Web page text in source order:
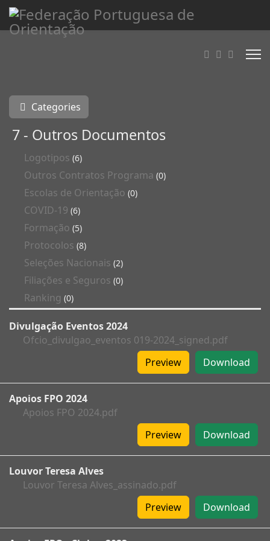
Categories
7 - Outros Documentos
Logotipos (6)
Outros Contratos Programa (0)
Escolas de Orientação (0)
COVID-19 (6)
Formação (5)
Protocolos (8)
Seleções Nacionais (2)
Filiações e Seguros (0)
Ranking (0)
Divulgação Eventos 2024
Ofcio_divulgao_eventos 019-2024_signed.pdf
Download
Preview
Apoios FPO 2024
Apoios FPO 2024.pdf
Download
Preview
Louvor Teresa Alves
Louvor Teresa Alves_assinado.pdf
Download
Preview